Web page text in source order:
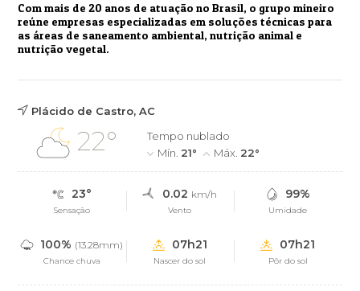
Com mais de 20 anos de atuação no Brasil, o grupo mineiro
reúne empresas especializadas em soluções técnicas para
as áreas de saneamento ambiental, nutrição animal e
nutrição vegetal.
Plácido de Castro, AC
22°
Tempo nublado
Mín. 21° Máx. 22°
23°
Sensação
0.02 km/h
Vento
99%
Umidade
100% (13.28mm)
Chance chuva
07h21
Nascer do sol
07h21
Pôr do sol